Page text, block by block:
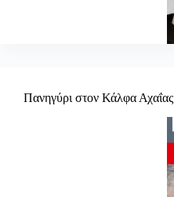
Πανηγύρι στον Κάλφα Αχαΐας